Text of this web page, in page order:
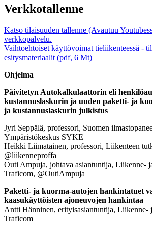
Verkkotallenne
Katso tilaisuuden tallenne (Avautuu
verkkopalvelu.
Vaihtoehtoiset käyttövoimat tieliikenteessä -
esitysmateriaalit (pdf, 6 Mt)
Ohjelma
Päivitetyn Autokalkulaattorin eli
kustannuslaskurin ja uuden paketti- ja
ja kustannuslaskurin julkistus
Jyri Seppälä, professori, Suomen
Ympäristökeskus SYKE
Heikki Liimatainen, professori, Liikenteen
@liikenneproffa
Outi Ampuja, johtava asiantuntija, Liikenne-
Traficom, @OutiAmpuja
Paketti- ja kuorma-autojen hankintatuet
kaasukäyttöisten ajoneuvojen hankintaa
Antti Hänninen, erityisasiantuntija, Liikenne-
Traficom